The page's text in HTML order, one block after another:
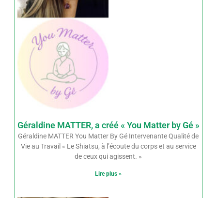
Géraldine MATTER, a créé « You Matter by Gé »
Géraldine MATTER You Matter By Gé Intervenante Qualité de
Vie au Travail « Le Shiatsu, à l’écoute du corps et au service
de ceux qui agissent. »
Lire plus »